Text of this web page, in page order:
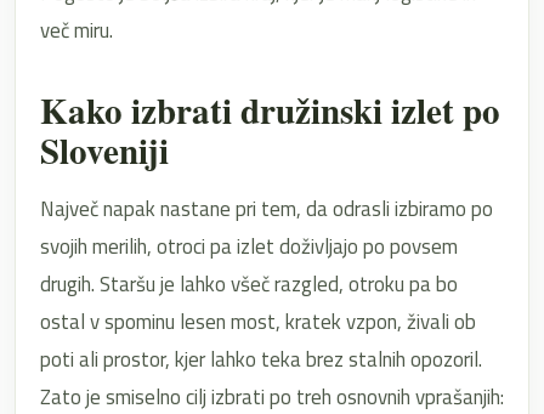
več miru.
Kako izbrati družinski izlet po
Sloveniji
Največ napak nastane pri tem, da odrasli izbiramo po
svojih merilih, otroci pa izlet doživljajo po povsem
drugih. Staršu je lahko všeč razgled, otroku pa bo
ostal v spominu lesen most, kratek vzpon, živali ob
poti ali prostor, kjer lahko teka brez stalnih opozoril.
Zato je smiselno cilj izbrati po treh osnovnih vprašanjih: